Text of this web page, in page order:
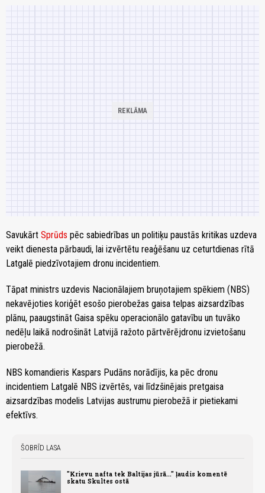
Savukārt Sprūds pēc sabiedrības un politiķu paustās kritikas uzdeva
veikt dienesta pārbaudi, lai izvērtētu reaģēšanu uz ceturtdienas rītā
Latgalē piedzīvotajiem dronu incidentiem.
Tāpat ministrs uzdevis Nacionālajiem bruņotajiem spēkiem (NBS)
nekavējoties koriģēt esošo pierobežas gaisa telpas aizsardzības
plānu, paaugstināt Gaisa spēku operacionālo gatavību un tuvāko
nedēļu laikā nodrošināt Latvijā ražoto pārtvērējdronu izvietošanu
pierobežā.
NBS komandieris Kaspars Pudāns norādījis, ka pēc dronu
incidentiem Latgalē NBS izvērtēs, vai līdzšinējais pretgaisa
aizsardzības modelis Latvijas austrumu pierobežā ir pietiekami
efektīvs.
ŠOBRĪD LASA
"Krievu nafta tek Baltijas jūrā..." ļaudis komentē
skatu Skultes ostā